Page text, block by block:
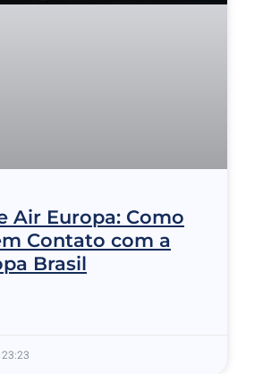
Air Europa: Como
Contato com a
Brasil
23:23